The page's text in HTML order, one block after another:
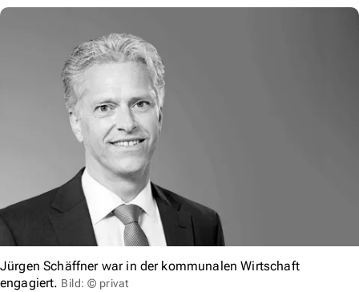
Jürgen Schäffner war in der kommunalen Wirtschaft
engagiert. Bild: © privat